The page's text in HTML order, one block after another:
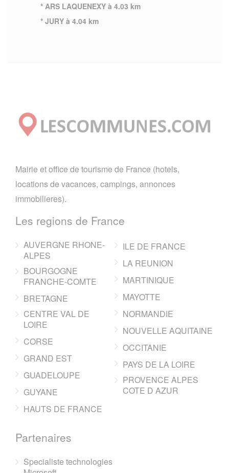
* ARS LAQUENEXY à 4.03 km
* JURY à 4.04 km
Mairie et office de tourisme de France (hotels,
locations de vacances, campings, annonces
immobilieres).
Les regions de France
AUVERGNE RHONE-
ALPES
BOURGOGNE
FRANCHE-COMTE
BRETAGNE
CENTRE VAL DE
LOIRE
CORSE
GRAND EST
GUADELOUPE
GUYANE
HAUTS DE FRANCE
ILE DE FRANCE
LA REUNION
MARTINIQUE
MAYOTTE
NORMANDIE
NOUVELLE AQUITAINE
OCCITANIE
PAYS DE LA LOIRE
PROVENCE ALPES
COTE D AZUR
Partenaires
Specialiste technologies